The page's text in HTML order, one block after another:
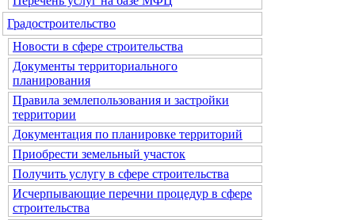
Градостроительство
Новости в сфере строительства
Документы территориального
планирования
Правила землепользования и застройки
территории
Документация по планировке территорий
Приобрести земельный участок
Получить услугу в сфере строительства
Исчерпывающие перечни процедур в сфере
строительства